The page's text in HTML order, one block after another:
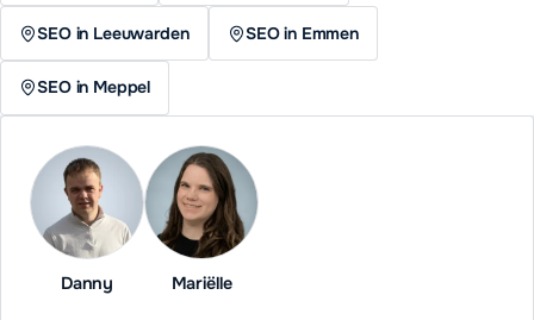
SEO in Leeuwarden SEO in Emmen
SEO in Meppel
Danny Mariëlle